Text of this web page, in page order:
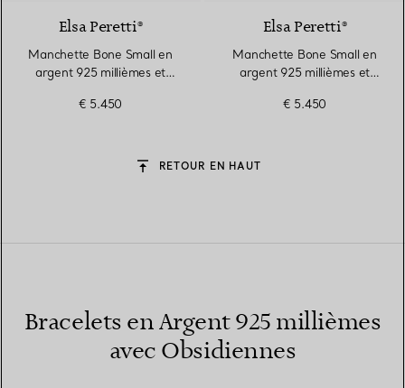
Elsa Peretti®
Manchette Bone Small en
argent 925 millièmes et
€ 5.450
Elsa Peretti®
Manchette Bone Small en
argent 925 millièmes et
€ 5.450
RETOUR EN HAUT
Bracelets en Argent 925 millièmes
avec Obsidiennes